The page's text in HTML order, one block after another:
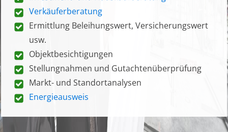
Verkäuferberatung
Ermittlung Beleihungswert, Versicherungswert
usw.
Objektbesichtigungen
Stellungnahmen und Gutachtenüberprüfung
Markt- und Standortanalysen
Energieausweis